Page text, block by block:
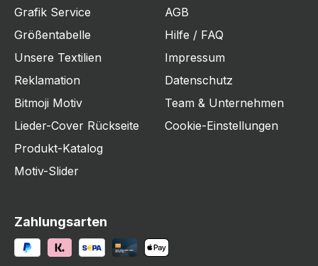
Grafik Service
Größentabelle
Unsere Textilien
Reklamation
Bitmoji Motiv
Lieder-Cover Rückseite
Produkt-Katalog
Motiv-Slider
AGB
Hilfe / FAQ
Impressum
Datenschutz
Team & Unternehmen
Cookie-Einstellungen
Zahlungsarten